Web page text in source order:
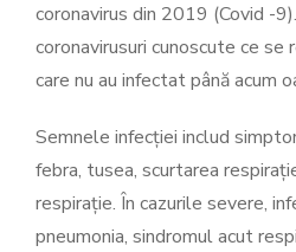
coronavirus din 2019 (Covid -
coronavirusuri cunoscute ce se
care nu au infectat până acum
Semnele infecției includ
febra, tusea, scurtarea
respirație. În cazurile severe,
pneumonia, sindromul acut